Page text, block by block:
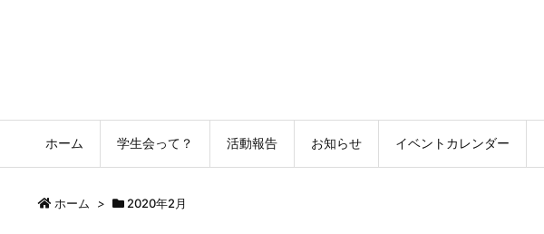
ホーム 学生会って？ 活動報告 お知らせ イベントカレンダー
ホーム > 2020年2月